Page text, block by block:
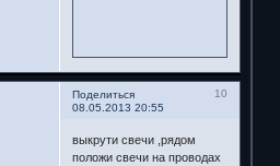
Поделиться
10
08.05.2013 20:55
выкрути свечи ,рядом
положи свечи на проводах